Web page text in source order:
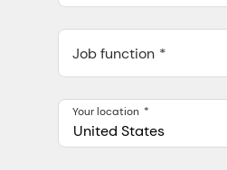
548 Market St Pmb 90375,
Job function
United States
Your location